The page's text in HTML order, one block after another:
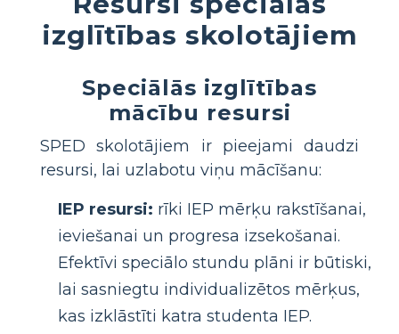
izglītības skolotājiem
Speciālās izglītības
mācību resursi
SPED skolotājiem ir pieejami daudzi
resursi, lai uzlabotu viņu mācīšanu:
IEP resursi: rīki IEP mērķu rakstīšanai,
ieviešanai un progresa izsekošanai.
Efektīvi speciālo stundu plāni ir būtiski,
lai sasniegtu individualizētos mērķus,
kas izklāstīti katra studenta IEP.